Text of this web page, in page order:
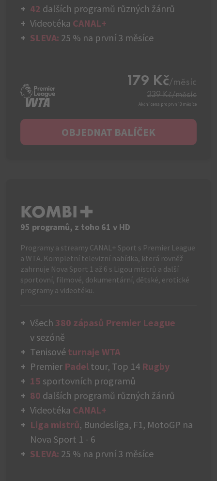
42 dalších programů různých žánrů
Videotéka CANAL+
SLEVA: 25 % na první 3 měsíce
179 Kč/měsíc
239 Kč/měsíc
Akční cena pro první 3 měsíce
OBJEDNAT BALÍČEK
KOMBI+
95 programů, z toho 61 v HD
Programy a streamy CANAL+ Sport s Premier League
a WTA. Kompletní televizní nabídka, která rovněž
zahrnuje Nova Sport 1 až 6 s Ligou mistrů a další
sportovní, filmové, dokumentární, dětské, erotické
programy a videotéku.
Všech 380 zápasů Premier League
v sezóně
Tenisové turnaje WTA
Premier Padel tour, Top 14 Rugby
15 sportovních programů
80 dalších programů různých žánrů
Videotéka CANAL+
Liga mistrů, Bundesliga, F1, MotoGP na
Nova Sport 1 - 6
SLEVA: 25 % na první 3 měsíce